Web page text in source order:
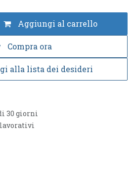
Aggiungi al carrello
Compra ora
alla lista dei desideri
30 giorni